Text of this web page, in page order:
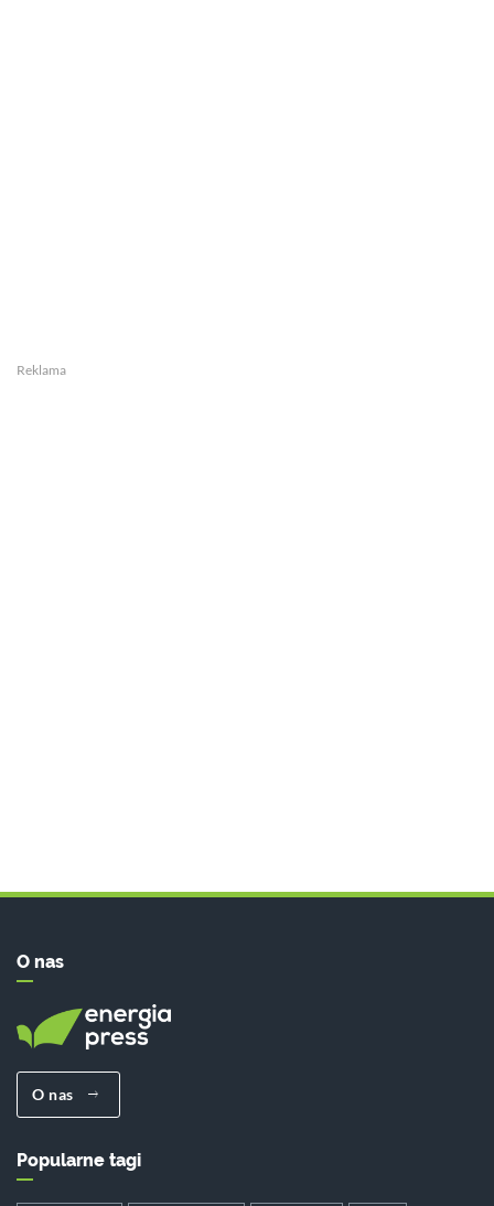
Reklama
O nas
O nas
Popularne tagi